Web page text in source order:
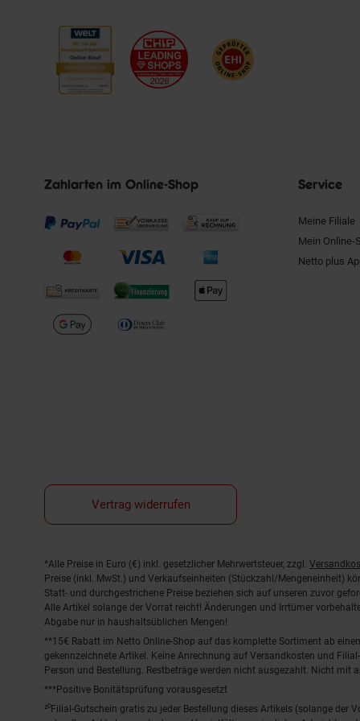
Zahlarten im Online-Shop Service
Meine Filiale
Mein Online-
Netto plus
Vertrag widerrufen
Fußnoten
*Alle Preise in Euro (€) inkl. gesetzlicher Mehrwertsteuer, zzgl.
Preise (inkl. MwSt.) und Verkaufseinheiten (Stückzahl/Mengeneinheit)
Statt- und durchgestrichene Preise beziehen sich auf unseren zuvor
Alle Artikel solange der Vorrat reicht! Änderungen und Irrtümer
Abgabe nur in haushaltsüblichen Mengen!
**15€ Rabatt im Netto Online-Shop auf das komplette Sortiment ab
gekennzeichnete Artikel. Keine Anrechnung auf Versandkosten und
Person und Bestellung. Restbeträge werden nicht ausgezahlt. Nicht mit
***Positive Bonitätsprüfung vorausgesetzt
²⁰Filial-Gutschein gratis zu jeder Bestellung dieses Artikels (solange